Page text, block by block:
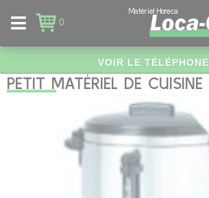
0
Matériel Horeca
VOIR LE TÉLÉPHONE
PETIT MATÉRIEL DE CUISINE
Panneau de gestion des cookies